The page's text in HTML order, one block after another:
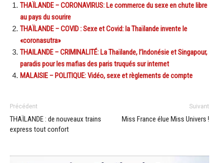
THAÏLANDE – CORONAVIRUS: Le commerce du sexe en chute libre
au pays du sourire
THAÏLANDE – COVID : Sexe et Covid: la Thaïlande invente le
«coronasutra»
THAILANDE – CRIMINALITÉ: La Thaïlande, l’Indonésie et Singapour,
paradis pour les mafias des paris truqués sur internet
MALAISIE – POLITIQUE: Vidéo, sexe et règlements de compte
Précédent
THAÏLANDE : de nouveaux trains
express tout confort
Suivant
Miss France élue Miss Univers !